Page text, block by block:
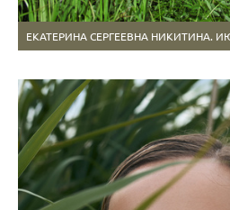
ЕКАТЕРИНА СЕРГЕЕВНА НИКИТИНА.